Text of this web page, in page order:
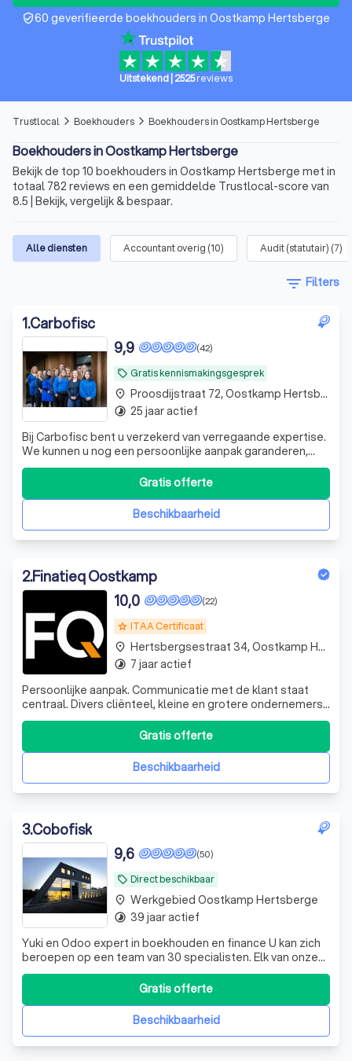
verified_user60 geverifieerde boekhouders in Oostkamp Hertsberge
Uitstekend 2525reviews
Trustlocal arrow_forward_ios Boekhouders arrow_forward_ios Boekhouders in Oostkamp Hertsberge
Boekhouders in Oostkamp Hertsberge
Bekijk de top 10 boekhouders in Oostkamp Hertsberge met in
totaal 782 reviews en een gemiddelde Trustlocal-score van
8.5 | Bekijk, vergelijk & bespaar.
Alle diensten Accountant overig (10) Audit (statutair) (7)
filter_list Filters
1.Carbofisc
local_offer Gratis kennismakingsgesprek
(42)
9,9
Bij Carbofisc bent u verzekerd van verregaande expertise.
We kunnen u nog een persoonlijke aanpak garanderen,
door een verregaande digitalisering van uw documenten.
Beschikbaarheid
Gratis offerte
place Proosdijstraat 72, Oostkamp Hertsberge
timelapse 25 jaar actief
2.Finatieq Oostkamp
grade ITAA Certificaat
(22)
10,0
Persoonlijke aanpak. Communicatie met de klant staat
centraal. Divers cliënteel, kleine en grotere ondernemers.
Vrijblijvend eerste gesprek. Digitale verwerking van
Beschikbaarheid
Gratis offerte
place Hertsbergsestraat 34, Oostkamp Hertsberge
timelapse 7 jaar actief
3.Cobofisk
local_offer Direct beschikbaar
(50)
9,6
Yuki en Odoo expert in boekhouden en finance U kan zich
beroepen op een team van 30 specialisten. Elk van onze
medewerkers worden permanent bijgeschoold. We
hebben jarenlange ervaring in het geven van gericht en
correct bedrijfsadvies. We hebben doorheen de jaren voor
tal van bedrijven en sectorenBeschikbaarheid
Gratis offerte
place Werkgebied Oostkamp Hertsberge
timelapse 39 jaar actief